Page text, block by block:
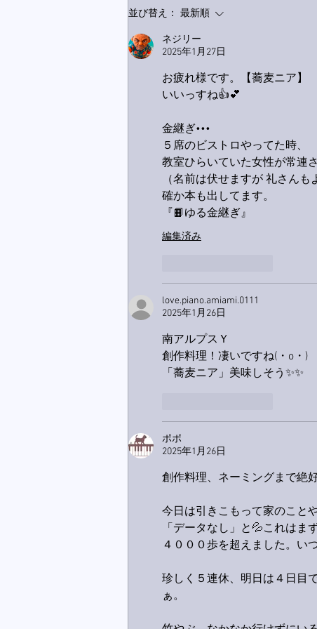
家レコーディング無事終了。
並び替え： 最新順
ネジリー
2025年1月27日
お疲れ様です。【蕎麦ニア】
いいっすね👍💕
金継ぎ•••
５席のビストロやってた時、
教室ひらいていた女性が常連
（名前は伏せますが 礼さんも
確か本も出してます。
『📙ゆる金継ぎ』
編集済み
love.piano.amiami.0111
2025年1月26日
南アルプスＹ
創作料理！凄いですね(・o・)
「蕎麦ニア」美味しそう✨✨
ポポ
2025年1月26日
創作料理、ネーミングまで絶
今日は引きこもって家のこと
「データなし」と💦これはま
４０００歩を超えました。い
珍しく５連休、明日は４日目
ぁ。